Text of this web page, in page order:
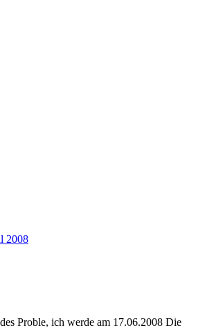
2008
Proble, ich werde am 17.06.2008 Die